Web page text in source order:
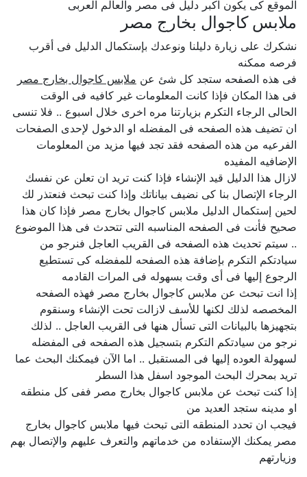
الموقع كى يكون اكبر دليل فى مصر والعالم العربى
ملابس كاجوال بخارج مصر
نشكرك على زيارة دليلنا ونوعدك بإستكمال الدليل فى أقرب
فرصه ممكنه
فى هذه الصفحه ستجد كل شئ عنملابس كاجوال بخارج مصر
فى هذا المكان فإذا كانت المعلومات غير كافيه فى الوقت
الحالى الرجاء التكرم بزيارتنا مره اخرى خلال اسبوع .. فلا تنسى
ان تضيف هذه الصفحه فى المفضله او الدخول لإحدى الصفحات
الفرعيه من هذه الصفحه فقد تجد فيها مزيد من المعلومات
الإضافيه المفيده
لازال هذا الدليل قيد الإنشاء فإذا كنت تريد ان تعلن عن نفسك
الرجاء الإتصال بنا كى نضيف بياناتك وإذا كنت تبحث فنعتذر لك
لحين إستكمال الدليل ملابس كاجوال بخارج مصر فإذا كان هذا
صحيح فأنت فى الصفحه المناسبه التى تتحدث فى هذا الموضوع
.. سيتم تحديث هذه الصفحه فى القريب العاجل فنرجو من
سيادتكم التكرم بإضافة هذه الصفحه للمفضله كى تستطيع
الرجوع إليها فى أى وقت بسهوله فى المرات القادمه
إذا انت تبحث عن ملابس كاجوال بخارج مصر فهذه الصفحه
المخصصه لذلك لكنها للأسف لازالت تحت الإنشاء وسنقوم
بتجهيزها بالبيانات التى تسأل هنها فى القريب العاجل .. لذلك
نرجو من سيادتكم التكرم بتسجيل هذه الصفحه فى المفضله
لسهولة العوده إليها فى المستقبل .. اما الآن فيمكنك البحث عما
تريد بمحرك البحث الموجود اسفل هذا السطر
إذا كنت تبحث عن ملابس كاجوال بخارج مصر ففى كل منطقه
او مدينه ستجد العديد من
فيجب ان تحدد المنطقه التى تبحث فيها ملابس كاجوال بخارج
مصر يمكنك الإستفاده من خدماتهم والتعرف عليهم والإتصال بهم
وزيارتهم